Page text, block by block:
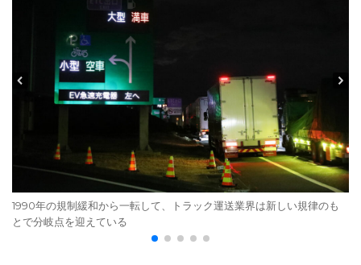
1990年の規制緩和から一転して、トラック運送業界は新しい規律のも
とで分岐点を迎えている